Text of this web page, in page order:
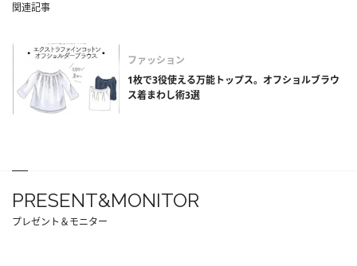
関連記事
ファッション
1枚で3役使える万能トップス。オフショルブラウ
ス着まわし術3選
PRESENT&MONITOR
プレゼント＆モニター